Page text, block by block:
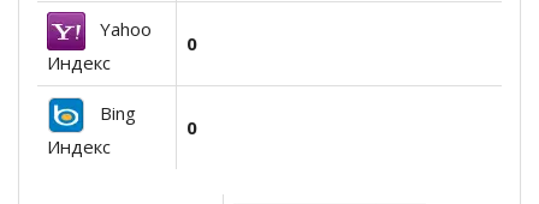
Yahoo
Индекс
0
Bing
Индекс
0